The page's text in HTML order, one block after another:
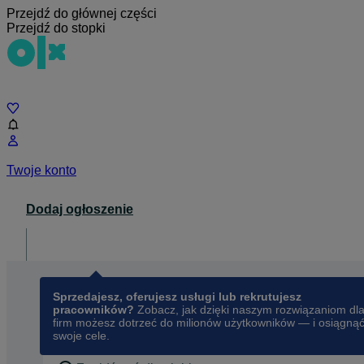
Przejdź do głównej części
Przejdź do stopki
Twoje konto
Dodaj ogłoszenie
Sprzedajesz, oferujesz usługi lub rekrutujesz
pracowników? Zobacz, jak dzięki naszym rozwiązaniom dla
firm możesz dotrzeć do milionów użytkowników — i osiągnąć
swoje cele.